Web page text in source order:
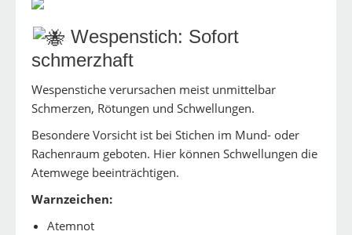
Wespenstich: Sofort
schmerzhaft
Wespenstiche verursachen meist unmittelbar
Schmerzen, Rötungen und Schwellungen.
Besondere Vorsicht ist bei Stichen im Mund- oder
Rachenraum geboten. Hier können Schwellungen die
Atemwege beeinträchtigen.
Warnzeichen:
Atemnot